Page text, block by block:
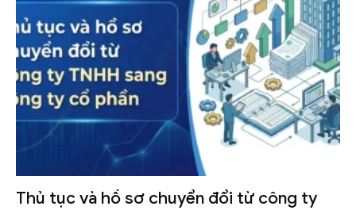
Thủ tục và hồ sơ chuyển đổi từ công ty